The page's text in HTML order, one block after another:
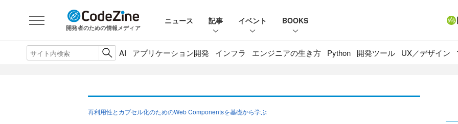
開発者のための情報メディア
ニュース 記事 イベント BOOKS
AI アプリケーション開発 インフラ エンジニアの生き方 Python 開発ツール UX／デザイン
再利用性とカプセル化のためのWeb Componentsを基礎から学ぶ